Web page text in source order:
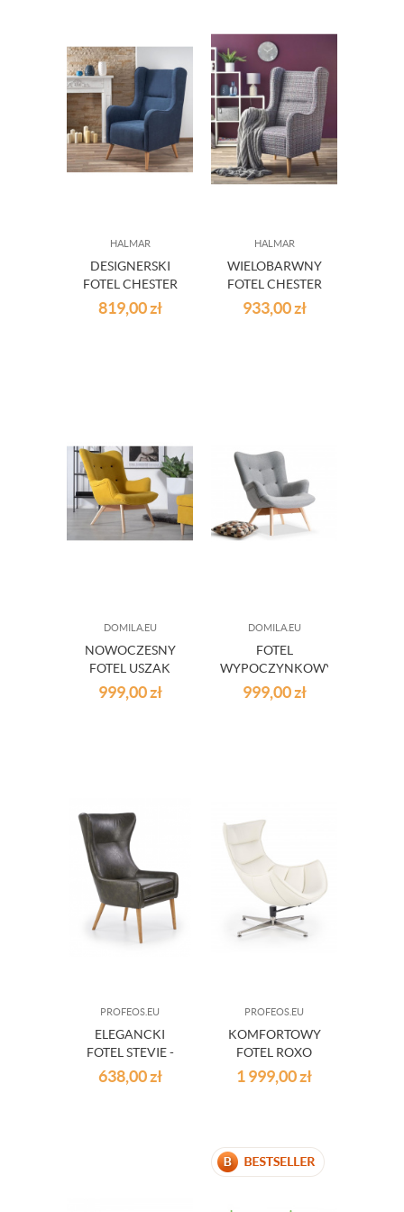
HALMAR
DESIGNERSKI
FOTEL CHESTER
W STYLU
VINTAGE
819,00zł
HALMAR
WIELOBARWNY
FOTEL CHESTER
TAPICEROWANY
933,00zł
DOMILA.EU
NOWOCZESNY
FOTEL USZAK
ZÓŁTY
999,00zł
DOMILA.EU
FOTEL
WYPOCZYNKOWY
SZARY
999,00zł
PROFEOS.EU
ELEGANCKI
FOTEL STEVIE -
CIEMNY BRĄZ
638,00zł
PROFEOS.EU
KOMFORTOWY
FOTEL ROXO
SKÓRA
1 999,00zł